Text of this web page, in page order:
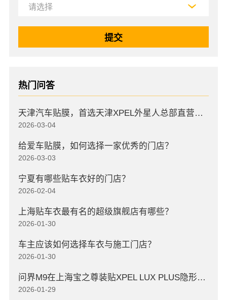
热门问答
天津汽车贴膜，首选天津XPEL外星人总部直营店，高口碑店
2026-03-04
给爱车贴膜，如何选择一家优秀的门店？
2026-03-03
宁夏有哪些贴车衣好的门店？
2026-02-04
上海贴车衣最有名的超级旗舰店有哪些？
2026-01-30
车主应该如何选择车衣与施工门店？
2026-01-30
问界M9在上海宝之尊装贴XPEL LUX PLUS隐形车衣
2026-01-29